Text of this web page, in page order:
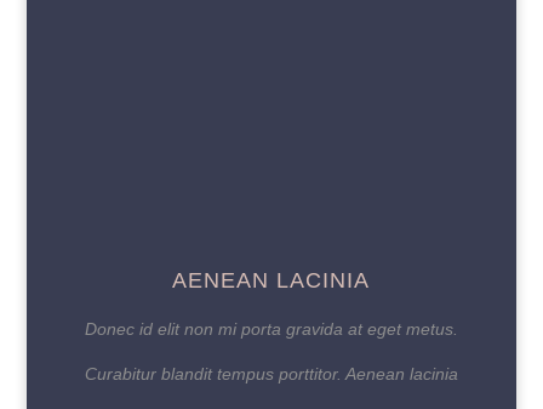
AENEAN LACINIA
Donec id elit non mi porta gravida at eget metus.
Curabitur blandit tempus porttitor. Aenean lacinia